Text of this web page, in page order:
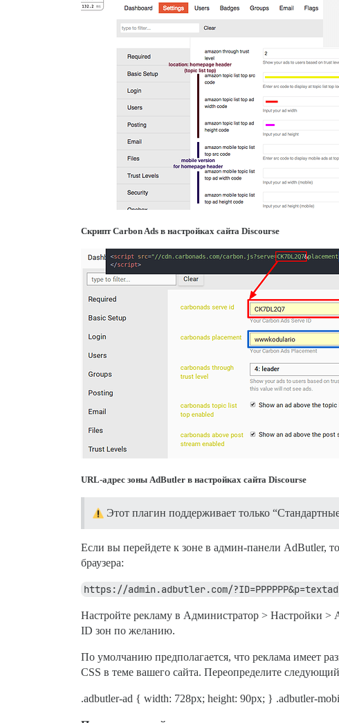
Скрипт Carbon Ads в настройках сайта Discourse
URL-адрес зоны AdButler в настройках сайта Discourse
Этот плагин поддерживает только
Если вы перейдете к зоне в админ-панели AdButler,
браузера:
https://admin.adbutler.com/
Настройте рекламу в Администратор > Настройки >
ID зон по желанию.
По умолчанию предполагается, что реклама имеет
CSS в теме вашего сайта. Переопределите
.adbutler-ad { width: 728px; height: 90px; } .adbutler-